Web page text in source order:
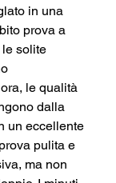
in una
prova a
solite
le qualità
dalla
un eccellente
pulita e
ma non